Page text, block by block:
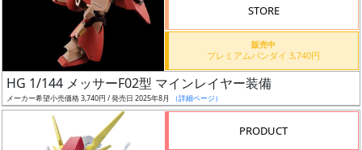
レ
ー
タ
STORE
販売中
プレミアムバンダイ 3,740円
HG 1/144 メッサーF02型 マインレイヤー装備
メーカー希望小売価格 3,740円 / 発売日 2025年8月 （詳細ページ）
PRODUCT